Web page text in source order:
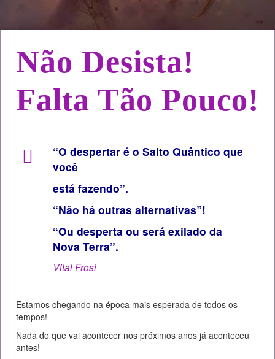
Não Desista!
Falta Tão Pouco!
“O despertar é o Salto Quântico que
você
está fazendo”.
“Não há outras alternativas”!
“Ou desperta ou será exilado da
Nova Terra”.
Vital Frosi
Estamos chegando na época mais esperada de todos os
tempos!
Nada do que vai acontecer nos próximos anos já aconteceu
antes!